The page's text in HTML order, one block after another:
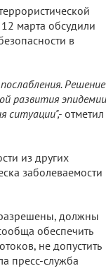
марта обсудили
в
развития
ситуации",-отметил
из других
заболеваемости
должны
обеспечить
не допустить
пресс-служба